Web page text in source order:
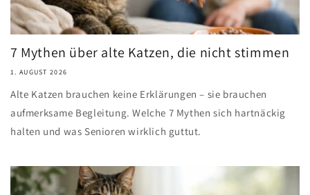
7 Mythen über alte Katzen, die nicht stimmen
1. AUGUST 2026
Alte Katzen brauchen keine Erklärungen – sie brauchen
aufmerksame Begleitung. Welche 7 Mythen sich hartnäckig
halten und was Senioren wirklich guttut.